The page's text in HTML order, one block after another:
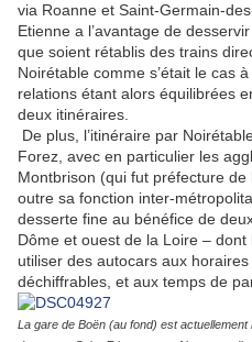
via Roanne et Saint-Germain-
Etienne a l’avantage de
que soient rétablis des trains
Noirétable comme s’était le cas
relations étant alors équilibrées
deux itinéraires.
De plus, l’itinéraire par
Forez, avec en particulier les
Montbrison (qui fut préfecture
outre sa fonction inter-
desserte fine au bénéfice de
Dôme et ouest de la Loire –
utiliser des autocars aux
déchiffrables, et aux temps de
La gare de Boën (au fond) est